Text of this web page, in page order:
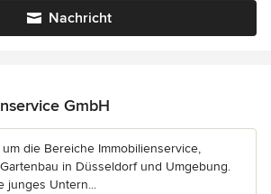
Nachricht
GmbH
die Bereiche Immobilienservice,
in Düsseldorf und Umgebung.
junges Untern...